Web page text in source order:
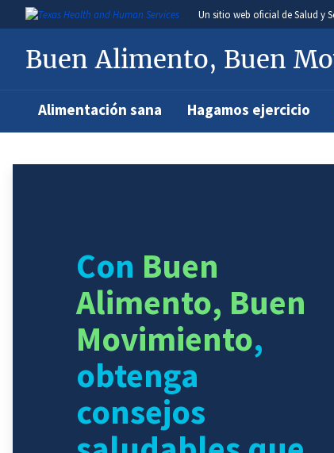
Un sitio web oficial de Salud y
Buen Alimento, Buen
Alimentación sana Hagamos ejercicio
Con Buen
Alimento, Buen
Movimiento,
obtenga
consejos